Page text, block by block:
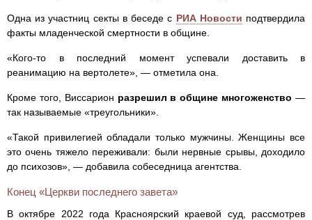
Одна из участниц секты в беседе с РИА Новости подтвердила
факты младенческой смертности в общине.
«Кого-то в последний момент успевали доставить в
реанимацию на вертолете», — отметила она.
Кроме того, Виссарион разрешил в общине многоженство —
так называемые «треугольники».
«Такой привилегией обладали только мужчины. Женщины все
это очень тяжело переживали: были нервные срывы, доходило
до психозов», — добавила собеседница агентства.
Конец «Церкви последнего завета»
В октябре 2022 года Красноярский краевой суд, рассмотрев